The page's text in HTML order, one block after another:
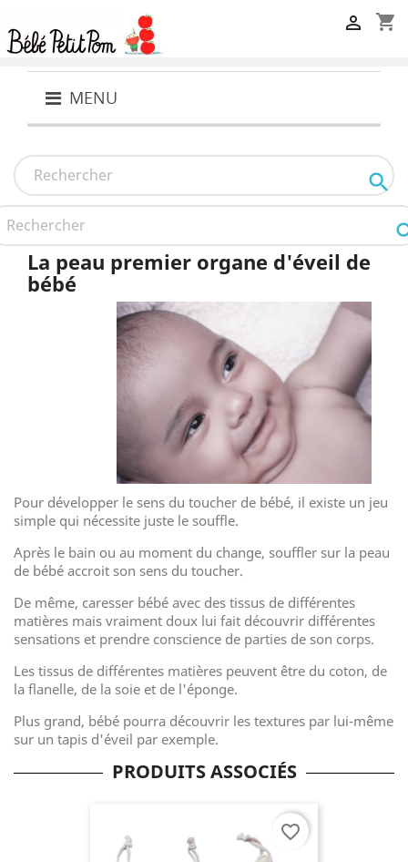
shopping_cart

MENU

La peau premier organe d'éveil de
bébé
Pour développer le sens du toucher de bébé, il existe un jeu
simple qui nécessite juste le souffle.
Après le bain ou au moment du change, souffler sur la peau
de bébé accroit son sens du toucher.
De même, caresser bébé avec des tissus de différentes
matières mais vraiment doux lui fait découvrir différentes
sensations et prendre conscience de parties de son corps.
Les tissus de différentes matières peuvent être du coton, de
la flanelle, de la soie et de l'éponge.
Plus grand, bébé pourra découvrir les textures par lui-même
sur un tapis d'éveil par exemple.
PRODUITS ASSOCIÉS
favorite_border